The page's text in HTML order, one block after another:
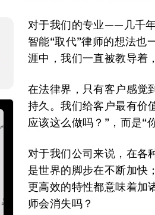
对于我们的专业——几千
智能“取代”律师的想法也
涯中，我们一直被教导着
在法律界，只有客户感觉
持久。我们给客户最有价
应该这么做吗？”，而是“
对于我们公司来说，在各
是世界的脚步在不断加快
更高效的特性都意味着加
师会消失吗？